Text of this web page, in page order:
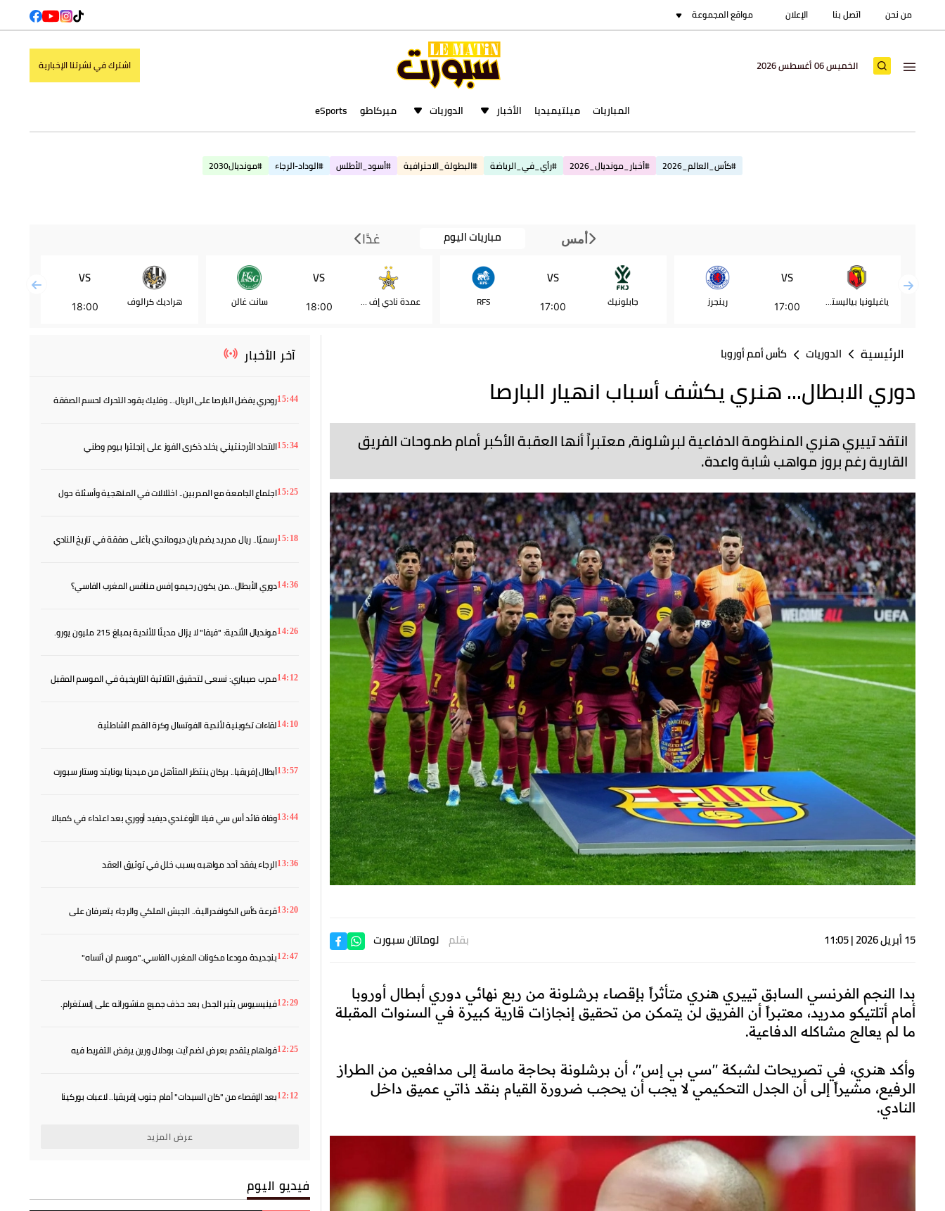
من نحن اتصل بنا الإعلان مواقع المجموعة
الخميس 06 أغسطس 2026 اشترك في نشرتنا الإخبارية
المباريات ميلتيميديا الأخبار الدوريات ميركاطو eSports
#كأس_العالم_2026 #أخبار_مونديال_2026 #رأي_في_الرياضة #البطولة_الاحترافية #أسود_الأطلس #الوداد-الرجاء #مونديال2030
أمس مباريات اليوم غدًا
ياغيلونيا بياليستوك
VS
17:00 رينجرز جابلونيك
VS
17:00
RFS عمدة نادي إف سي شريف
VS
18:00 سانت غالن هراديك كرالوف
VS
18:00
الرئيسية الدوريات كأس أمم أوروبا
دوري الابطال... هنري يكشف أسباب انهيار البارصا
انتقد تييري هنري المنظومة الدفاعية لبرشلونة، معتبراً أنها العقبة الأكبر أمام طموحات الفريق
القارية رغم بروز مواهب شابة واعدة.
15 أبريل 2026 | 11:05 بقلم لوماتان سبورت
بدا النجم الفرنسي السابق تييري هنري متأثراً بإقصاء برشلونة من ربع نهائي دوري أبطال أوروبا
أمام أتلتيكو مدريد، معتبراً أن الفريق لن يتمكن من تحقيق إنجازات قارية كبيرة في السنوات المقبلة
ما لم يعالج مشاكله الدفاعية.
وأكد هنري، في تصريحات لشبكة "سي بي إس"، أن برشلونة بحاجة ماسة إلى مدافعين من الطراز
الرفيع، مشيراً إلى أن الجدل التحكيمي لا يجب أن يحجب ضرورة القيام بنقد ذاتي عميق داخل
النادي.
آخر الأخبار
15:44رودري يفضل البارصا على الريال... وفليك يقود التحرك لحسم الصفقة
15:34الاتحاد الأرجنتيني يخلد ذكرى الفوز على إنجلترا بيوم وطني
15:25اجتماع الجامعة مع المدربين.. اختلالات في المنهجية وأسئلة حول
15:18رسميًا.. ريال مدريد يضم يان ديوماندي بأغلى صفقة في تاريخ النادي
14:36دوري الأبطال...من يكون رحيمو إفس منافس المغرب الفاسي؟
14:26مونديال الأندية: "فيفا" لا يزال مدينًا للأندية بمبلغ 215 مليون يورو.
14:12مدرب صيباري: نسعى لتحقيق الثلاثية التاريخية في الموسم المقبل
14:10لقاءات تكوينية لأندية الفوتسال وكرة القدم الشاطئية
13:57أبطال إفريقيا.. بركان ينتظر المتأهل من ميدينا يونايتد وستار سبورت
13:44وفاة قائد أس سي فيلا الأوغندي ديفيد أووري بعد اعتداء في كمبالا
13:36الرجاء يفقد أحد مواهبه بسبب خلل في توثيق العقد
13:20قرعة كأس الكونفدرالية.. الجيش الملكي والرجاء يتعرفان على
12:47بنجديدة مودعا مكونات المغرب الفاسي.."موسم لن أنساه"
12:29فينيسيوس يثير الجدل بعد حذف جميع منشوراته على إنستغرام.
12:25فولهام يتقدم بعرض لضم آيت بودلال ورين يرفض التفريط فيه
12:12بعد الإقصاء من "كان السيدات" أمام جنوب إفريقيا.. لاعبات بوركينا
عرض المزيد
فيديو اليوم